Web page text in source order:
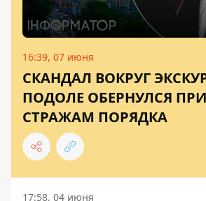
16:39, 07 июня
СКАНДАЛ ВОКРУГ
ПОДОЛЕ ОБЕРНУЛСЯ
СТРАЖАМ ПОРЯДКА
17:58, 04 июня